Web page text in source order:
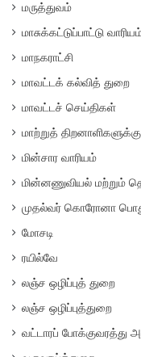
மருத்துவம்
மாசுக்கட்டுப்பாட்டு
மாநகராட்சி
மாவட்டக் கல்வித் துறை
மாவட்டச் செய்திகள்
மாற்றுத்
மின்சார வாரியம்
மின்னணுவியல் மற்றும்
முதல்வர் கொரோனா பொது
மோசடி
ரயில்வே
லஞ்ச ஒழிப்புத் துறை
லஞ்ச ஒழிப்புத்துறை
வட்டாரப் போக்குவரத்து